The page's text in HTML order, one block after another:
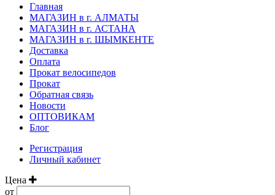
Главная
МАГАЗИН в г. АЛМАТЫ
МАГАЗИН в г. АСТАНА
МАГАЗИН в г. ШЫМКЕНТЕ
Доставка
Оплата
Прокат велосипедов
Прокат
Обратная связь
Новости
ОПТОВИКАМ
Блог
Регистрация
Личный кабинет
Цена
от